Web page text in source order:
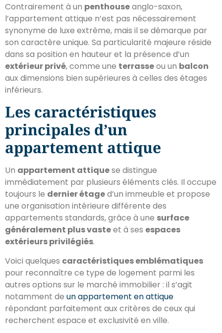
Contrairement à un penthouseanglo-saxon,
l’appartement attique n’est pas nécessairement
synonyme de luxe extrême, mais il se démarque par
son caractère unique. Sa particularité majeure réside
dans sa position en hauteur et la présence d’un
extérieur privé, comme une terrasseou un balcon
aux dimensions bien supérieures à celles des étages
inférieurs.
Les caractéristiques
principales d’un
appartement attique
Un appartement attiquese distingue
immédiatement par plusieurs éléments clés. Il occupe
toujours le dernier étaged’un immeuble et propose
une organisation intérieure différente des
appartements standards, grâce à une surface
généralement plus vasteet à ses espaces
extérieurs privilégiés.
Voici quelques caractéristiques emblématiques
pour reconnaître ce type de logement parmi les
autres options sur le marché immobilier : il s’agit
notamment de un appartement en attique
répondant parfaitement aux critères de ceux qui
recherchent espace et exclusivité en ville.